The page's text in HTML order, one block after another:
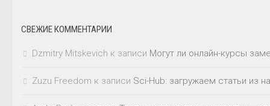
СВЕЖИЕ КОММЕНТАРИИ
Dzmitry Mitskevich к записи Могут ли онлайн-курсы
Zuzu Freedom к записи Sci-Hub: загружаем статьи из